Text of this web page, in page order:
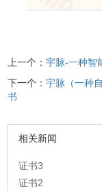
上一个：宇脉-一种智
下一个：宇脉（一种
书
相关新闻
证书3
证书2